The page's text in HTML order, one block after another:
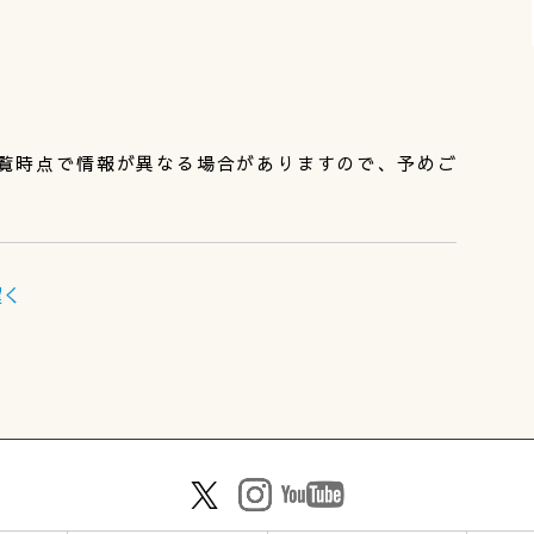
点で情報が異なる場合がありますので、予めご